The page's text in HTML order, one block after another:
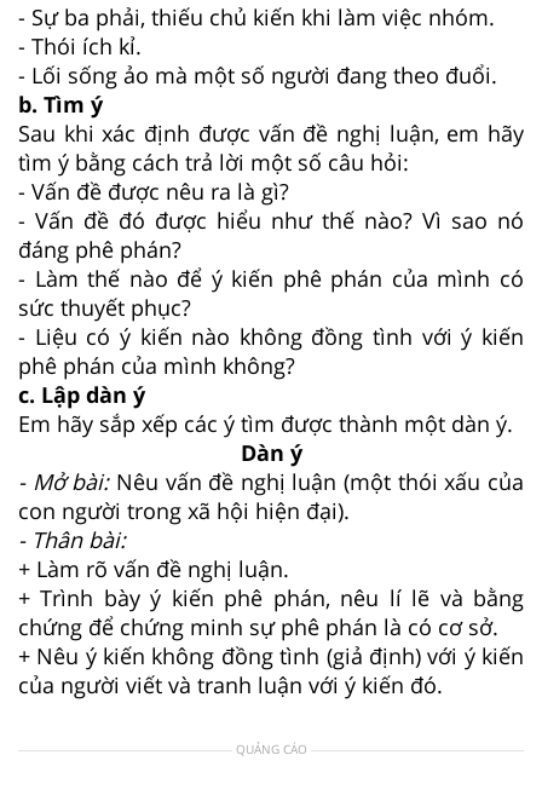
- Sự ba phải, thiếu chủ kiến khi làm việc nhóm.
- Thói ích kỉ.
- Lối sống ảo mà một số người đang theo đuổi.
b. Tìm ý
Sau khi xác định được vấn đề nghị luận, em hãy
tìm ý bằng cách trả lời một số câu hỏi:
- Vấn đề được nêu ra là gì?
- Vấn đề đó được hiểu như thế nào? Vì sao nó
đáng phê phán?
- Làm thế nào để ý kiến phê phán của mình có
sức thuyết phục?
- Liệu có ý kiến nào không đồng tình với ý kiến
phê phán của mình không?
c. Lập dàn ý
Em hãy sắp xếp các ý tìm được thành một dàn ý.
Dàn ý
- Mở bài:Nêu vấn đề nghị luận (một thói xấu của
con người trong xã hội hiện đại).
- Thân bài:
+ Làm rõ vấn đề nghị luận.
+ Trình bày ý kiến phê phán, nêu lí lẽ và bằng
chứng để chứng minh sự phê phán là có cơ sở.
+ Nêu ý kiến không đồng tình (giả định) với ý kiến
của người viết và tranh luận với ý kiến đó.
QUẢNG CÁO